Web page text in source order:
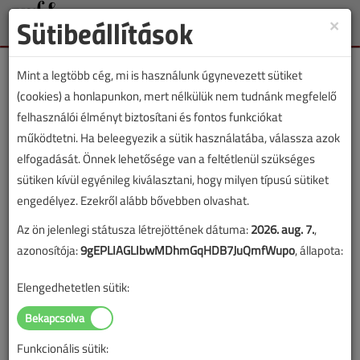
Toggle
Lapszám:
TARTALOM
Vízellátás
Vízóra- és szennyvízátemelő
aknák
2016/6. lapszám
×
Sütibeállítások
Mint a legtöbb cég, mi is használunk úgynevezett sütiket
(cookies) a honlapunkon, mert nélkülük nem tudnánk megfelelő
felhasználói élményt biztosítani és fontos funkciókat
működtetni. Ha beleegyezik a sütik használatába, válassza azok
elfogadását. Önnek lehetősége van a feltétlenül szükséges
sütiken kívül egyénileg kiválasztani, hogy milyen típusú sütiket
engedélyez. Ezekről alább bővebben olvashat.
Az ön jelenlegi státusza létrejöttének dátuma:2026. aug. 7.,
azonosítója:9gEPLIAGLIbwMDhmGqHDB7JuQmfWupo, állapota:
Elengedhetetlen sütik:
Funkcionális sütik: